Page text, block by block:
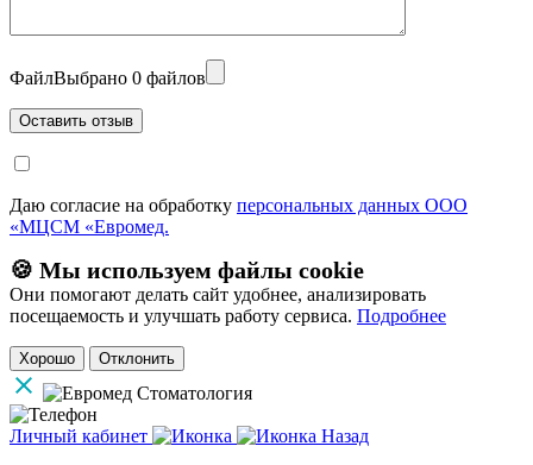
ФайлВыбрано 0 файлов
Даю согласие на обработку персональных данных ООО
«МЦСМ «Евромед.
🍪 Мы используем файлы cookie
Они помогают делать сайт удобнее, анализировать
посещаемость и улучшать работу сервиса. Подробнее
Хорошо Отклонить
Личный кабинет
Назад